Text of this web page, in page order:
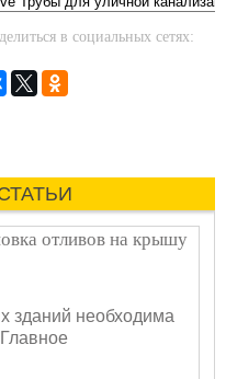
в социальных сетях:
отливов на крышу
зданий необходима